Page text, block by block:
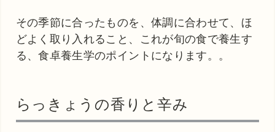
その季節に合ったものを、体調に合わせて、ほ
どよく取り入れること、これが旬の食で養生す
る、食卓養生学のポイントになります。。
らっきょうの香りと辛み